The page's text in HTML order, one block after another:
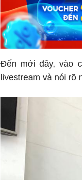
Đến mới đây, vào
livestream và nói rõ